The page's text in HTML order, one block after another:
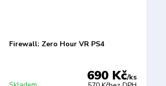
Firewall: Zero Hour VR PS4
690 Kč/ks